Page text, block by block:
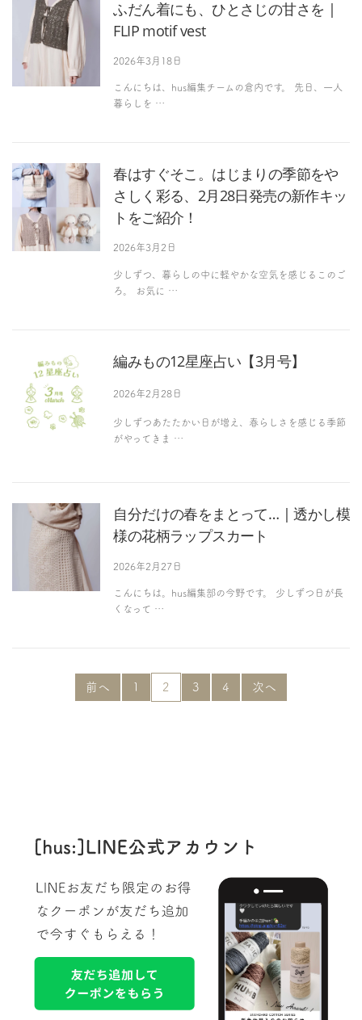
ふだん着にも、ひとさじの甘さを |
FLIP motif vest
2026年3月18日
こんにちは、hus編集チームの倉内です。 先日、一人
暮らしを …
春はすぐそこ。はじまりの季節をや
さしく彩る、2月28日発売の新作キッ
トをご紹介！
2026年3月2日
少しずつ、暮らしの中に軽やかな空気を感じるこのご
ろ。 お気に …
編みもの12星座占い【3月号】
2026年2月28日
少しずつあたたかい日が増え、春らしさを感じる季節
がやってきま …
自分だけの春をまとって… | 透かし模
様の花柄ラップスカート
2026年2月27日
こんにちは。hus編集部の今野です。 少しずつ日が長
くなって …
前へ 1 2 3 4 次へ